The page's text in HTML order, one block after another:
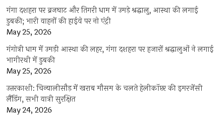
गंगा दशहरा पर ब्रजघाट और तिगरी धाम में उमड़े श्रद्धालु, आस्था की लगाई
डुबकी; भारी वाहनों की हाईवे पर नो एंट्री
May 25, 2026
गंगोत्री धाम में उमड़ी आस्था की लहर, गंगा दशहरा पर हजारों श्रद्धालुओं ने लगाई
भागीरथी में डुबकी
May 25, 2026
उत्तरकाशी: चिन्यालीसौड़ में खराब मौसम के चलते हेलीकॉप्टर की इमरजेंसी
लैंडिंग, सभी यात्री सुरक्षित
May 24, 2026